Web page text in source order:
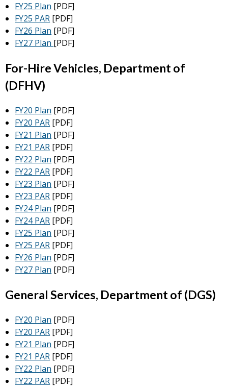
FY25 Plan [PDF]
FY25 PAR [PDF]
FY26 Plan [PDF]
FY27 Plan [PDF]
For-Hire Vehicles, Department of
(DFHV)
FY20 Plan [PDF]
FY20 PAR [PDF]
FY21 Plan [PDF]
FY21 PAR [PDF]
FY22 Plan [PDF]
FY22 PAR [PDF]
FY23 Plan [PDF]
FY23 PAR [PDF]
FY24 Plan [PDF]
FY24 PAR [PDF]
FY25 Plan [PDF]
FY25 PAR [PDF]
FY26 Plan [PDF]
FY27 Plan [PDF]
General Services, Department of (DGS)
FY20 Plan [PDF]
FY20 PAR [PDF]
FY21 Plan [PDF]
FY21 PAR [PDF]
FY22 Plan [PDF]
FY22 PAR [PDF]